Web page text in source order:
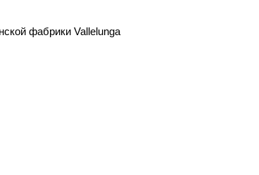
фабрики Vallelunga